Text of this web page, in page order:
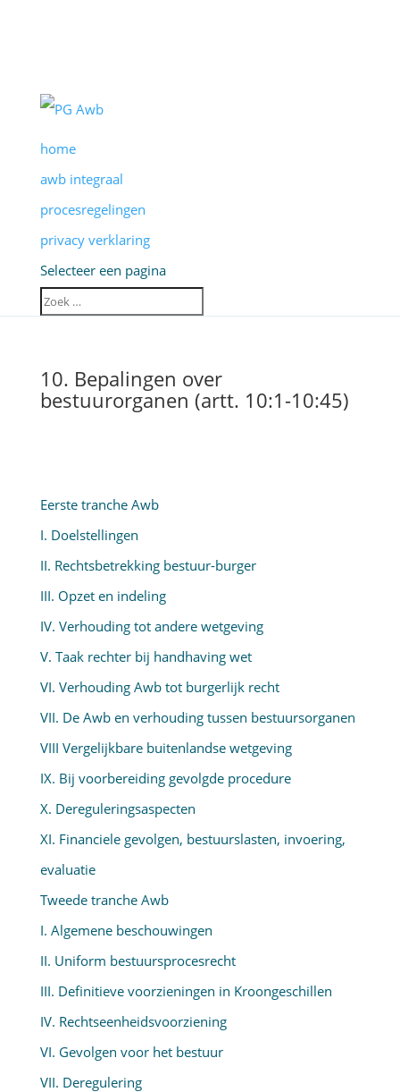
home
awb integraal
procesregelingen
privacy verklaring
Selecteer een pagina
10. Bepalingen over
bestuurorganen (artt. 10:1-10:45)
Eerste tranche Awb
I. Doelstellingen
II. Rechtsbetrekking bestuur-burger
III. Opzet en indeling
IV. Verhouding tot andere wetgeving
V. Taak rechter bij handhaving wet
VI. Verhouding Awb tot burgerlijk recht
VII. De Awb en verhouding tussen bestuursorganen
VIII Vergelijkbare buitenlandse wetgeving
IX. Bij voorbereiding gevolgde procedure
X. Dereguleringsaspecten
XI. Financiele gevolgen, bestuurslasten, invoering,
evaluatie
Tweede tranche Awb
I. Algemene beschouwingen
II. Uniform bestuursprocesrecht
III. Definitieve voorzieningen in Kroongeschillen
IV. Rechtseenheidsvoorziening
VI. Gevolgen voor het bestuur
VII. Deregulering